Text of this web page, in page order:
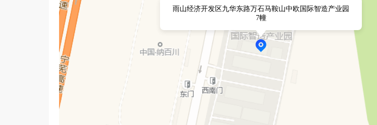
雨山经济开发区九华东路万石马鞍山中欧国际智造产业园
7幢